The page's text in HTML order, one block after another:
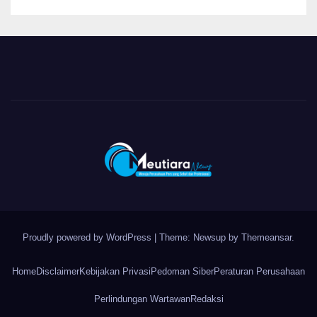
Proudly powered by WordPress | Theme: Newsup by Themeansar.
HomeDisclaimerKebijakan Privasi Pedoman SiberPeraturan Perusahaan
Perlindungan WartawanRedaksi